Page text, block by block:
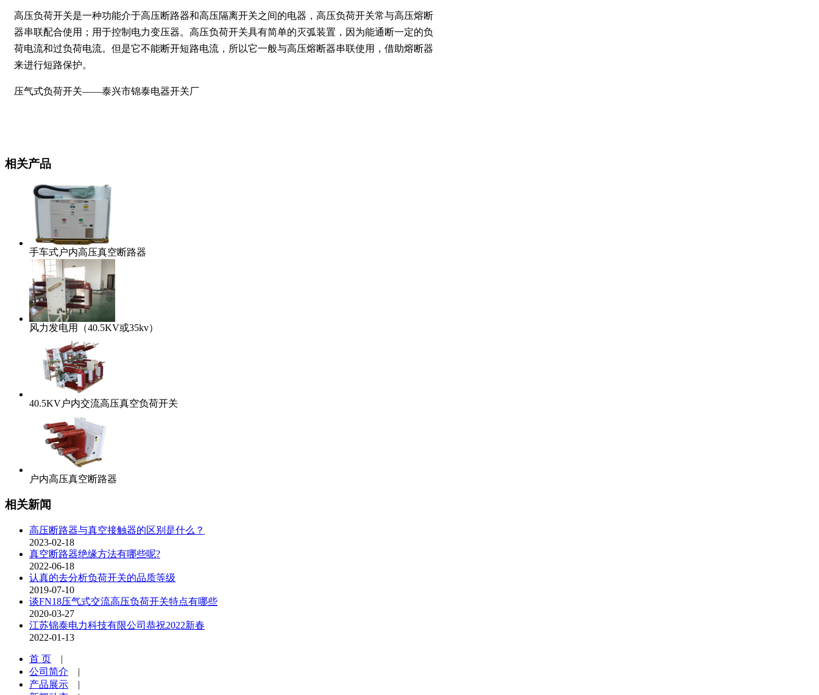
高压负荷开关是一种功能介于高压断路器和高压隔离开关之间的电器，高压负荷开关常与高压熔断
器串联配合使用；用于控制电力变压器。高压负荷开关具有简单的灭弧装置，因为能通断一定的负
荷电流和过负荷电流。但是它不能断开短路电流，所以它一般与高压熔断器串联使用，借助熔断器
来进行短路保护。
压气式负荷开关——泰兴市锦泰电器开关厂
相关产品
手车式户内高压真空断路器
风力发电用（40.5KV或35kv）
40.5KV户内交流高压真空负荷开关
户内高压真空断路器
相关新闻
高压断路器与真空接触器的区别是什么？
2023-02-18
真空断路器绝缘方法有哪些呢?
2022-06-18
认真的去分析负荷开关的品质等级
2019-07-10
谈FN18压气式交流高压负荷开关特点有哪些
2020-03-27
江苏锦泰电力科技有限公司恭祝2022新春
2022-01-13
首 页 |
公司简介 |
产品展示 |